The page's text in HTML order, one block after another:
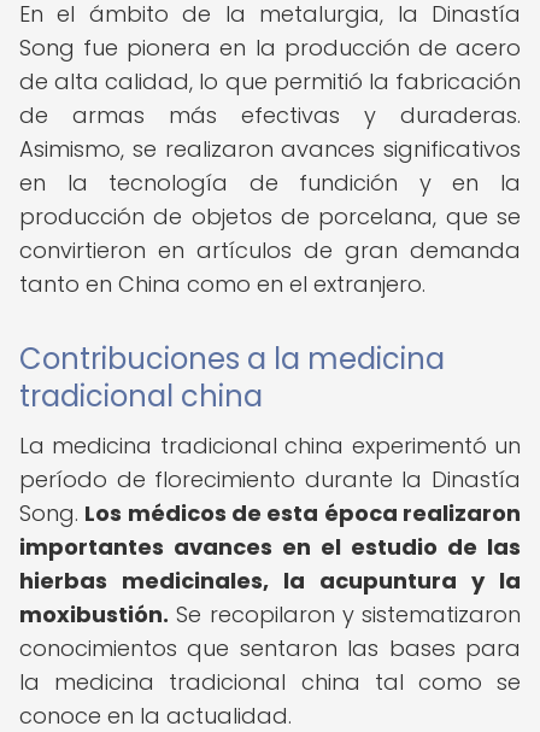
En el ámbito de la metalurgia, la Dinastía
Song fue pionera en la producción de acero
de alta calidad, lo que permitió la fabricación
de armas más efectivas y duraderas.
Asimismo, se realizaron avances significativos
en la tecnología de fundición y en la
producción de objetos de porcelana, que se
convirtieron en artículos de gran demanda
tanto en China como en el extranjero.
Contribuciones a la medicina
tradicional china
La medicina tradicional china experimentó un
período de florecimiento durante la Dinastía
Song. Los médicos de esta época realizaron
importantes avances en el estudio de las
hierbas medicinales, la acupuntura y la
moxibustión. Se recopilaron y sistematizaron
conocimientos que sentaron las bases para
la medicina tradicional china tal como se
conoce en la actualidad.